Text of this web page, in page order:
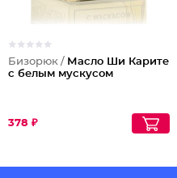
Бизорюк / Масло Ши Карите
с белым мускусом
378 ₽